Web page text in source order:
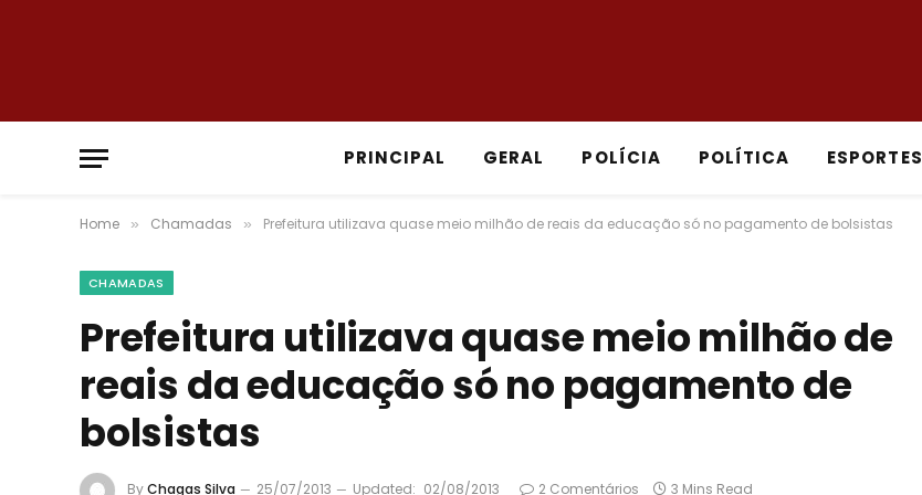
PRINCIPAL GERAL POLÍCIA POLÍTICA ESPORTES
Home » Chamadas » Prefeitura utilizava quase meio milhão de reais da educação só no pagamento de bolsistas
CHAMADAS
Prefeitura utilizava quase meio milhão de
reais da educação só no pagamento de
bolsistas
ByChagas Silva 25/07/2013 Updated: 02/08/2013 2 Comentários 3 Mins Read